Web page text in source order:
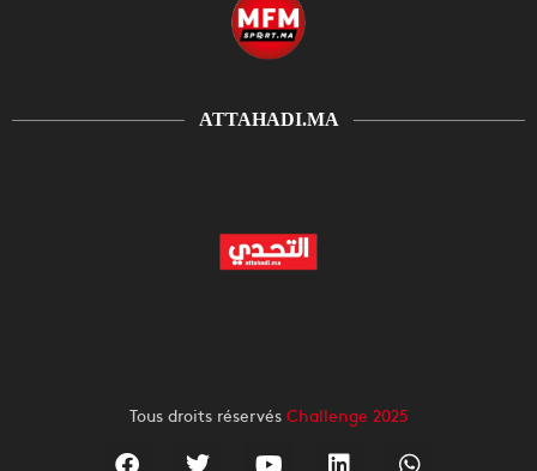
ATTAHADI.MA
Tous droits réservés Challenge 2025